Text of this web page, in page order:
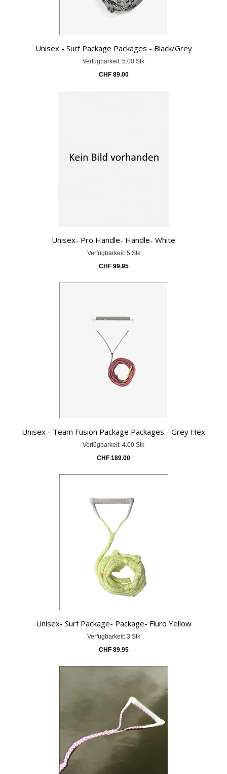
Unisex - Surf Package Packages - Black/Grey
Verfügbarkeit: 5.00 Stk
CHF89.00
Unisex- Pro Handle- Handle- White
Verfügbarkeit: 5 Stk
CHF99.95
Unisex - Team Fusion Package Packages - Grey Hex
Verfügbarkeit: 4.00 Stk
CHF 189.00
Unisex- Surf Package- Package- Fluro Yellow
Verfügbarkeit: 3 Stk
CHF89.95